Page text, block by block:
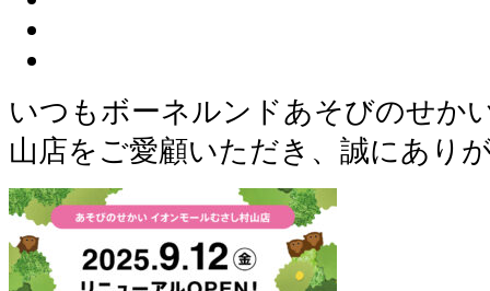
いつもボーネルンドあそびのせか
山店をご愛顧いただき、誠にあり